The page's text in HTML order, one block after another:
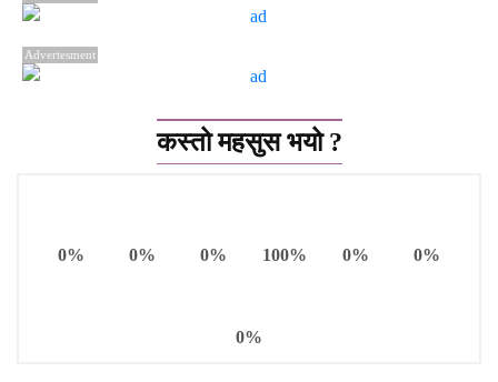
Advertesment
कस्तो महसुस भयो ?
0% 0% 0% 100% 0% 0%
0%